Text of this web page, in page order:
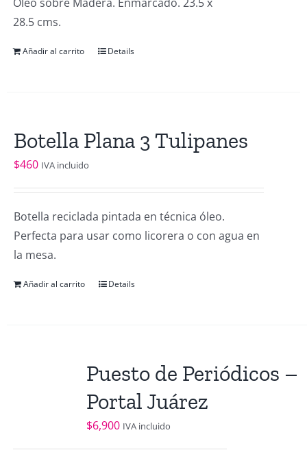
28.5 cms.
Añadir al carrito Details
Botella Plana 3 Tulipanes
$460 IVA incluido
Botella reciclada pintada en técnica óleo.
Perfecta para usar como licorera o con agua en
la mesa.
Añadir al carrito Details
Puesto de Periódicos –
Portal Juárez
$6,900 IVA incluido